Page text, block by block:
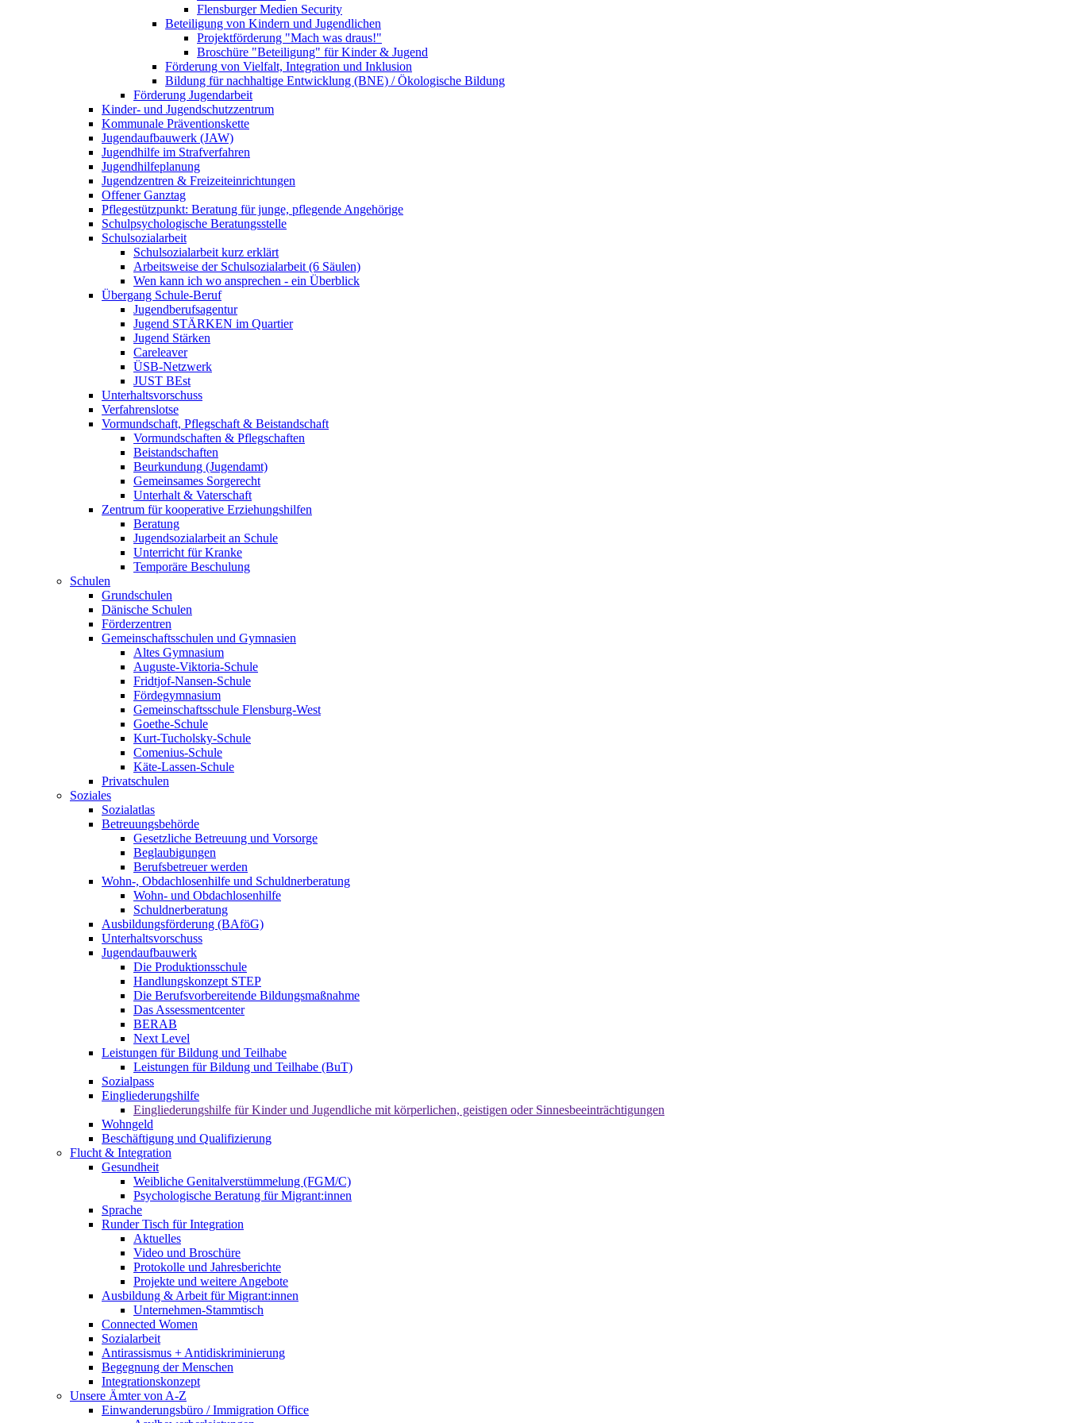
Flensburger Medien Security
Beteiligung von Kindern und Jugendlichen
Projektförderung "Mach was draus!"
Broschüre "Beteiligung" für Kinder & Jugend
Förderung von Vielfalt, Integration und Inklusion
Bildung für nachhaltige Entwicklung (BNE) / Ökologische Bildung
Förderung Jugendarbeit
Kinder- und Jugendschutzzentrum
Kommunale Präventionskette
Jugendaufbauwerk (JAW)
Jugendhilfe im Strafverfahren
Jugendhilfeplanung
Jugendzentren & Freizeiteinrichtungen
Offener Ganztag
Pflegestützpunkt: Beratung für junge, pflegende Angehörige
Schulpsychologische Beratungsstelle
Schulsozialarbeit
Schulsozialarbeit kurz erklärt
Arbeitsweise der Schulsozialarbeit (6 Säulen)
Wen kann ich wo ansprechen - ein Überblick
Übergang Schule-Beruf
Jugendberufsagentur
Jugend STÄRKEN im Quartier
Jugend Stärken
Careleaver
ÜSB-Netzwerk
JUST BEst
Unterhaltsvorschuss
Verfahrenslotse
Vormundschaft, Pflegschaft & Beistandschaft
Vormundschaften & Pflegschaften
Beistandschaften
Beurkundung (Jugendamt)
Gemeinsames Sorgerecht
Unterhalt & Vaterschaft
Zentrum für kooperative Erziehungshilfen
Beratung
Jugendsozialarbeit an Schule
Unterricht für Kranke
Temporäre Beschulung
Schulen
Grundschulen
Dänische Schulen
Förderzentren
Gemeinschaftsschulen und Gymnasien
Altes Gymnasium
Auguste-Viktoria-Schule
Fridtjof-Nansen-Schule
Fördegymnasium
Gemeinschaftsschule Flensburg-West
Goethe-Schule
Kurt-Tucholsky-Schule
Comenius-Schule
Käte-Lassen-Schule
Privatschulen
Soziales
Sozialatlas
Betreuungsbehörde
Gesetzliche Betreuung und Vorsorge
Beglaubigungen
Berufsbetreuer werden
Wohn-, Obdachlosenhilfe und Schuldnerberatung
Wohn- und Obdachlosenhilfe
Schuldnerberatung
Ausbildungsförderung (BAföG)
Unterhaltsvorschuss
Jugendaufbauwerk
Die Produktionsschule
Handlungskonzept STEP
Die Berufsvorbereitende Bildungsmaßnahme
Das Assessmentcenter
BERAB
Next Level
Leistungen für Bildung und Teilhabe
Leistungen für Bildung und Teilhabe (BuT)
Sozialpass
Eingliederungshilfe
Eingliederungshilfe für Kinder und Jugendliche mit körperlichen, geistigen oder Sinnesbeeinträchtigungen
Wohngeld
Beschäftigung und Qualifizierung
Flucht & Integration
Gesundheit
Weibliche Genitalverstümmelung (FGM/C)
Psychologische Beratung für Migrant:innen
Sprache
Runder Tisch für Integration
Aktuelles
Video und Broschüre
Protokolle und Jahresberichte
Projekte und weitere Angebote
Ausbildung & Arbeit für Migrant:innen
Unternehmen-Stammtisch
Connected Women
Sozialarbeit
Antirassismus + Antidiskriminierung
Begegnung der Menschen
Integrationskonzept
Unsere Ämter von A-Z
Einwanderungsbüro / Immigration Office